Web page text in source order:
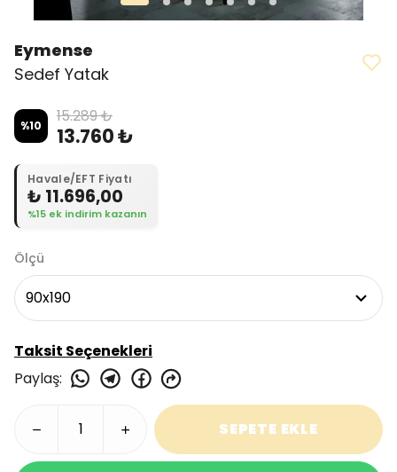
Eymense
Sedef Yatak
%10 15.289 ₺
13.760 ₺
Havale/EFT Fiyatı
₺ 11.696,00
%15 ek indirim kazanın
Ölçü
Taksit Seçenekleri
Paylaş:
SEPETE EKLE